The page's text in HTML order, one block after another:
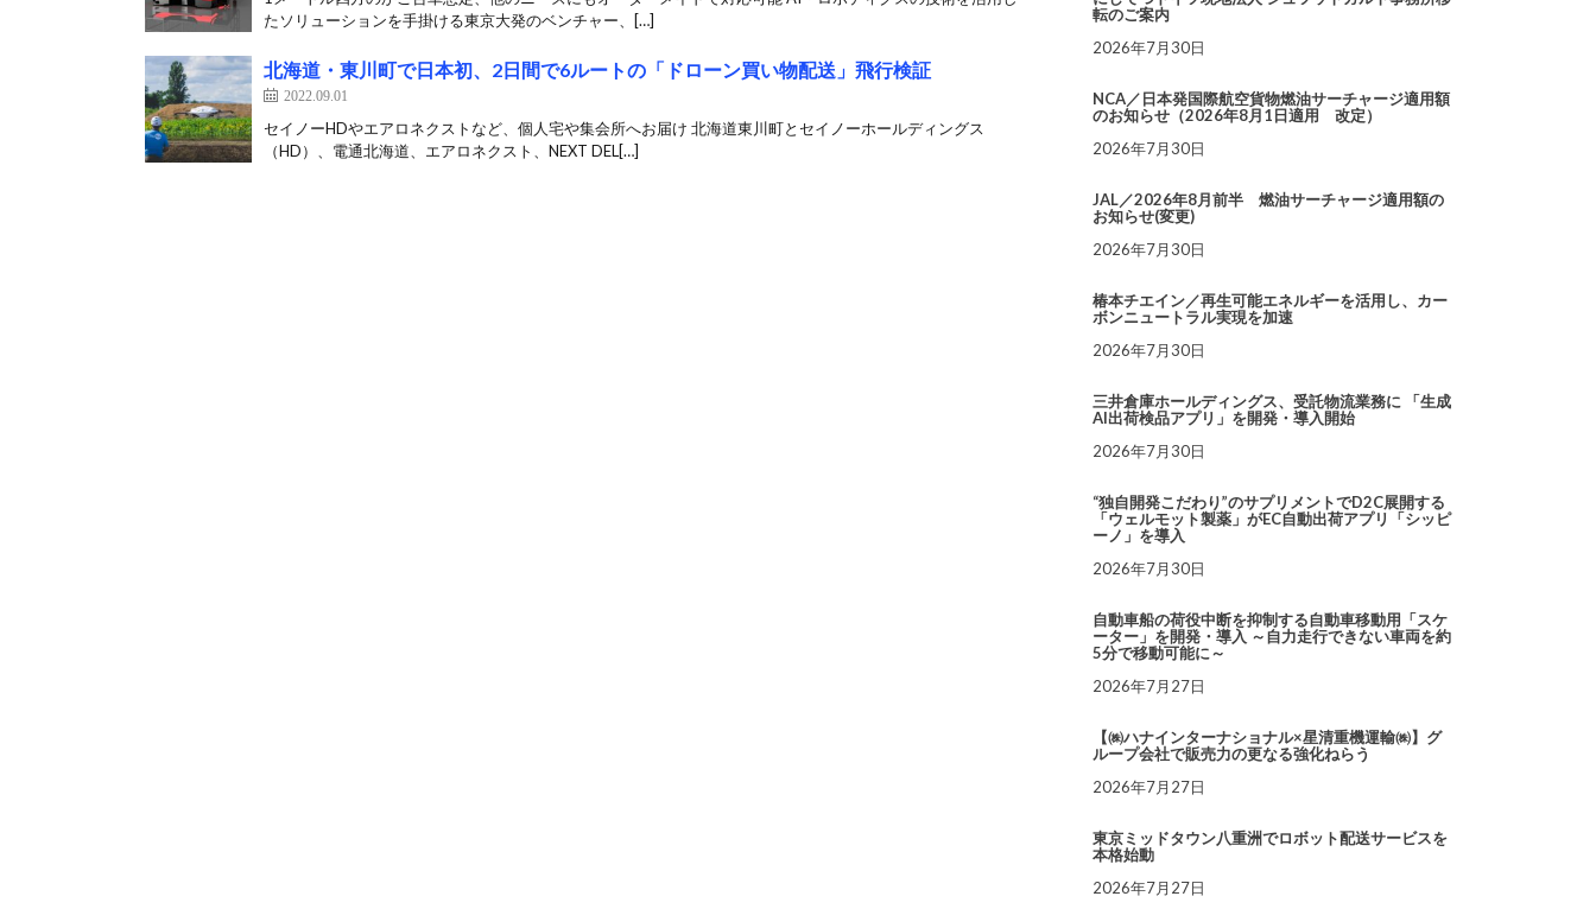
たソリューションを手掛ける東京大発のベンチャー、[…]
北海道・東川町で日本初、2日間で6ルートの「ドローン買い物配送」飛行検証
2022.09.01
セイノーHDやエアロネクストなど、個人宅や集会所へお届け 北海道東川町とセイノーホールディングス
（HD）、電通北海道、エアロネクスト、NEXT DEL[…]
転のご案内
2026年7月30日
NCA／日本発国際航空貨物燃油サーチャージ適用額
のお知らせ（2026年8月1日適用 改定）
2026年7月30日
JAL／2026年8月前半 燃油サーチャージ適用額の
お知らせ(変更)
2026年7月30日
椿本チエイン／再生可能エネルギーを活用し、カー
ボンニュートラル実現を加速
2026年7月30日
三井倉庫ホールディングス、受託物流業務に 「生成
AI出荷検品アプリ」を開発・導入開始
2026年7月30日
“独自開発こだわり”のサプリメントでD2C展開する
「ウェルモット製薬」がEC自動出荷アプリ「シッピ
ーノ」を導入
2026年7月30日
自動車船の荷役中断を抑制する自動車移動用「スケ
ーター」を開発・導入 ～自力走行できない車両を約
5分で移動可能に～
2026年7月27日
【㈱ハナインターナショナル×星清重機運輸㈱】グ
ループ会社で販売力の更なる強化ねらう
2026年7月27日
東京ミッドタウン八重洲でロボット配送サービスを
本格始動
2026年7月27日